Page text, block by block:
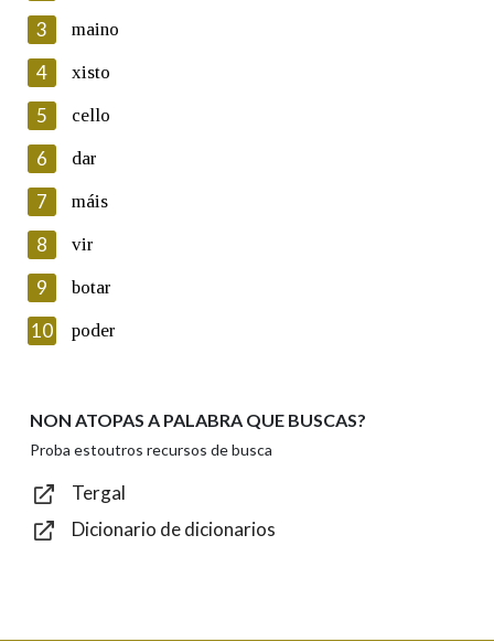
En cumprimento da normativa vixente en materia de
Protección de Datos de Carácter Persoal, a Real Academia
Galega informa a aqueles usuarios que faciliten o seu correo
electrónico, así como calquera outra información de carácter
persoal, que estes datos serán obxecto de tratamento
automatizado de carácter confidencial e incorporados aos seus
ficheiros informáticos. Así mesmo, os usuarios poderán exercer o
seu dereito de acceso, rectificación, oposición e cancelación dos
seus datos poñéndose en contacto connosco.
Lin e acepto as condicións da política de
Introduce o código que aparece na imaxe:
Texto de verificación
3 maino
4 xisto
5 cello
6 dar
7 máis
8 vir
9 botar
10 poder
NON ATOPAS A PALABRA QUE BUSCAS?
Proba estoutros recursos de busca
Tergal
Dicionario de dicionarios